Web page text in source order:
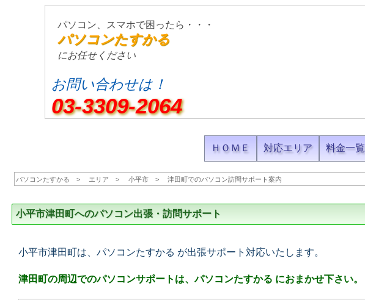
パソコン、スマホで困ったら・・・
パソコンたすかる
にお任せください
お問い合わせは！
03-3309-2064
ＨＯＭＥ 対応エリア 料金一覧
パソコンたすかる エリア 小平市 津田町でのパソコン訪問サポート案内
小平市津田町へのパソコン出張・訪問サポート
小平市津田町は、パソコンたすかる が出張サポート対応いたします。
津田町の周辺でのパソコンサポートは、パソコンたすかる におまかせ下さい。